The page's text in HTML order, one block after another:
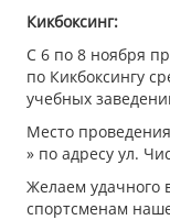
Кикбоксинг:
С 6 по 8 ноября
по Кикбоксингу
учебных
Место
» по адресу ул.
Желаем удачного
спортсменам